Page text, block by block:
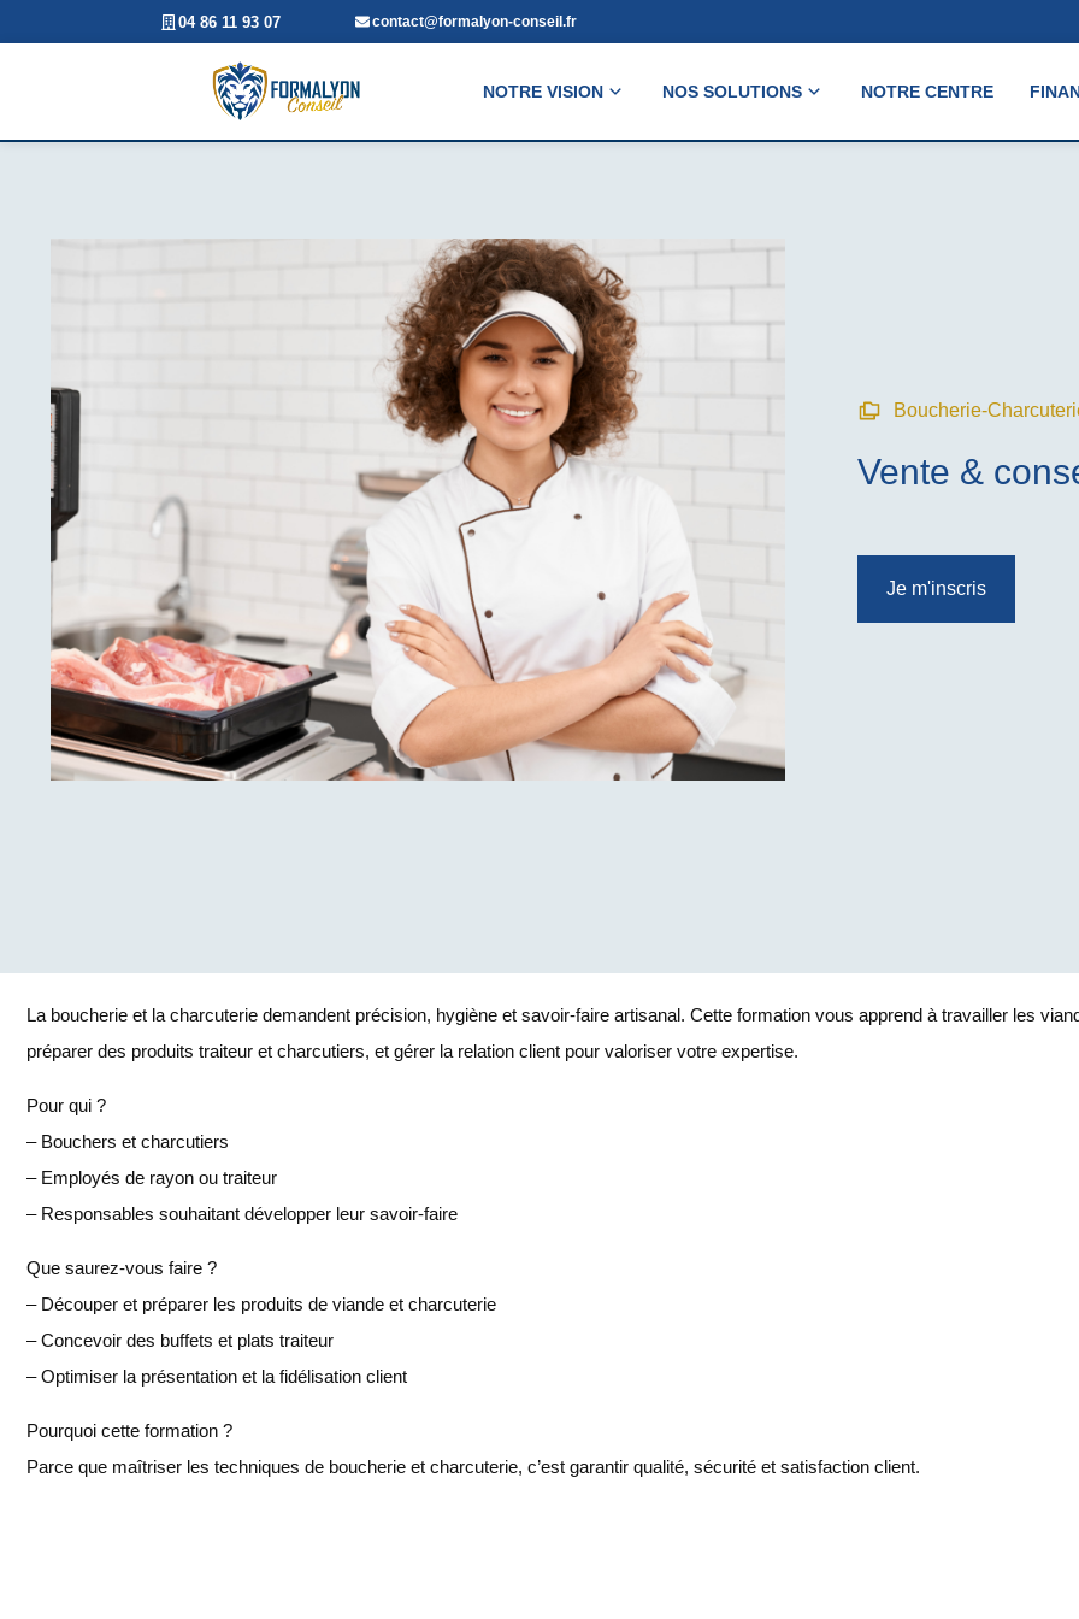
04 86 11 93 07 contact@formalyon-conseil.fr
NOTRE VISION NOS SOLUTIONS NOTRE CENTRE
Boucherie-
Vente &
Je m'inscris
La boucherie et la charcuterie demandent précision, hygiène et savoir-faire artisanal. Cette formation vous apprend à travailler les
préparer des produits traiteur et charcutiers, et gérer la relation client pour valoriser votre expertise.
Pour qui ?
– Bouchers et charcutiers
– Employés de rayon ou traiteur
– Responsables souhaitant développer leur savoir-faire
Que saurez-vous faire ?
– Découper et préparer les produits de viande et charcuterie
– Concevoir des buffets et plats traiteur
– Optimiser la présentation et la fidélisation client
Pourquoi cette formation ?
Parce que maîtriser les techniques de boucherie et charcuterie, c’est garantir qualité, sécurité et satisfaction client.